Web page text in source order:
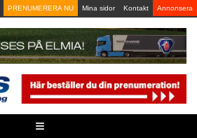
PRENUMERERA NU Mina sidor Kontakt Annonsera
≡